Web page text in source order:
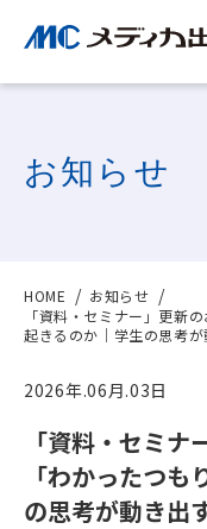
お知らせ
HOME
お知らせ
「資料・セミナー」更新
起きるのか｜学生の思考が
2026年.06月.03日
「資料・セミ
「わかったつ
の思考が動き出